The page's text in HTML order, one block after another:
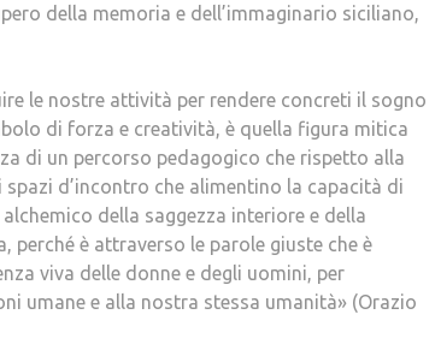
della memoria e dell’immaginario siciliano,
le nostre attività per rendere concreti il sogno
di forza e creatività, è quella figura mitica
di un percorso pedagogico che rispetto alla
d’incontro che alimentino la capacità di
della saggezza interiore e della
perché è attraverso le parole giuste che è
viva delle donne e degli uomini, per
umane e alla nostra stessa umanità» (Orazio